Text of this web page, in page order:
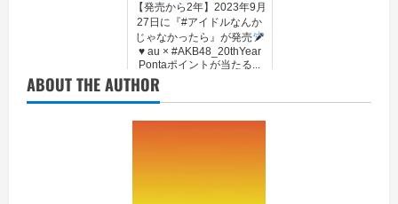
【発売から2年】2023年9月
27日に『#アイドルなんか
じゃなかったら』が発売
♥️au × #AKB48_20thYear
Pontaポイントが当たる...
ABOUT THE AUTHOR